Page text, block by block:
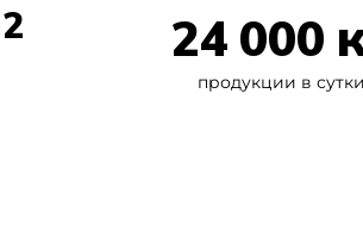
2 24 000
продукции в